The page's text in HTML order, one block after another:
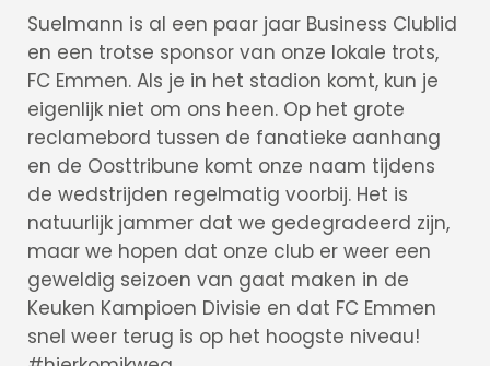
Suelmann is al een paar jaar Business Clublid
en een trotse sponsor van onze lokale trots,
FC Emmen. Als je in het stadion komt, kun je
eigenlijk niet om ons heen. Op het grote
reclamebord tussen de fanatieke aanhang
en de Oosttribune komt onze naam tijdens
de wedstrijden regelmatig voorbij. Het is
natuurlijk jammer dat we gedegradeerd zijn,
maar we hopen dat onze club er weer een
geweldig seizoen van gaat maken in de
Keuken Kampioen Divisie en dat FC Emmen
snel weer terug is op het hoogste niveau!
Over ons
Afspraak
maken
Contact
Blog
Partners
Handige
documenten
Vacature
Schade
melden
Mijn omgeving